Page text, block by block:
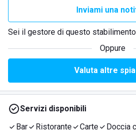
Inviami una
Sei il gestore di questo
Oppure
Valuta altre
Servizi disponibili
Bar
Ristorante Carte Doccia